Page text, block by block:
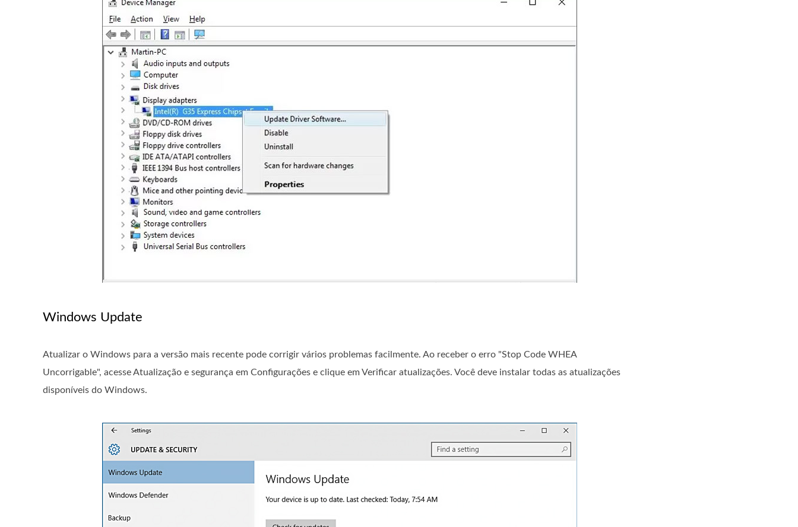
Windows Update
Atualizar o Windows para a versão mais recente pode corrigir vários problemas facilmente. Ao receber o erro "Stop Code WHEA
Uncorrigable", acesse Atualização e segurança em Configurações e clique em Verificar atualizações. Você deve instalar todas as atualizações
disponíveis do Windows.